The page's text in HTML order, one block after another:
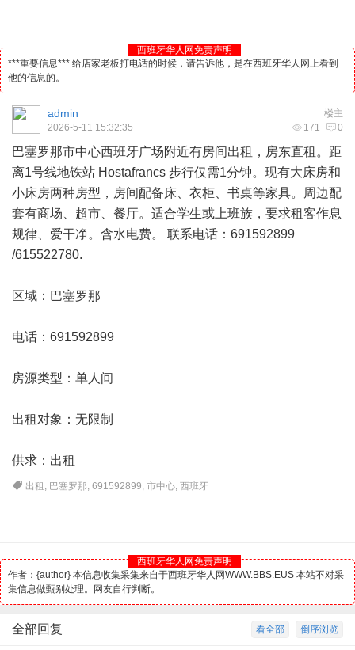
西班牙华人网免责声明
***重要信息*** 给店家老板打电话的时候，请告诉他，是在西班牙华人网上看到
他的信息的。
楼主
admin
171 0
2026-5-11 15:32:35
巴塞罗那市中心西班牙广场附近有房间出租，房东直租。距
离1号线地铁站 Hostafrancs 步行仅需1分钟。现有大床房和
小床房两种房型，房间配备床、衣柜、书桌等家具。周边配
套有商场、超市、餐厅。适合学生或上班族，要求租客作息
规律、爱干净。含水电费。 联系电话：691592899
/615522780.
区域：巴塞罗那
电话：691592899
房源类型：单人间
出租对象：无限制
供求：出租
出租 , 巴塞罗那,691592899,市中心,西班牙
西班牙华人网免责声明
作者：{author} 本信息收集采集来自于西班牙华人网WWW.BBS.EUS 本站不对采
集信息做甄别处理。网友自行判断。
倒序浏览
看全部
全部回复